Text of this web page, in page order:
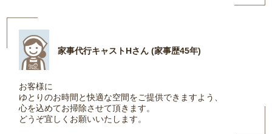
家事代行キャストHさん (家事歴45年)
お客様に
ゆとりのお時間と快適な空間をご提供できますよう、
心を込めてお掃除させて頂きます。
どうぞ宜しくお願いいたします。